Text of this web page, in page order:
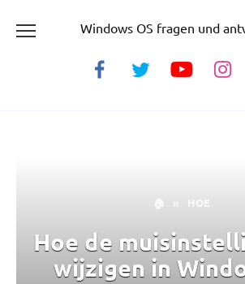
Windows OS fragen und
🏠 HOE
Hoe de
wijzigen in